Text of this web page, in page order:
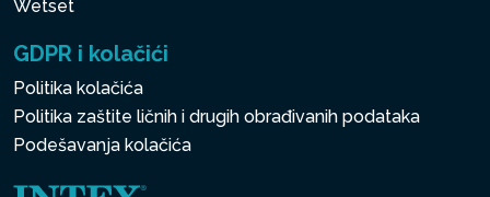
Wetset
GDPR i kolačići
Politika kolačića
Politika zaštite ličnih i drugih obrađivanih podataka
Podešavanja kolačića